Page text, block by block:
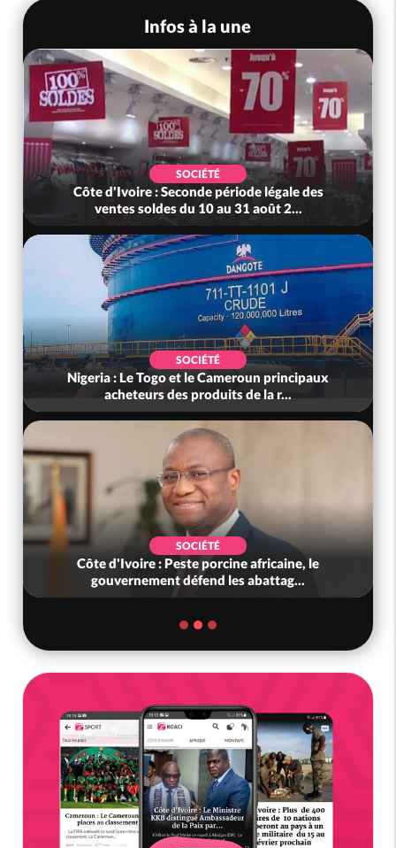
Infos à la une
SOCIÉTÉ
Côte d'Ivoire : Seconde période légale des
ventes soldes du 10 au 31 août 2...
SOCIÉTÉ
Nigeria : Le Togo et le Cameroun principaux
acheteurs des produits de la r...
SOCIÉTÉ
Côte d'Ivoire : Peste porcine africaine, le
gouvernement défend les abattag...